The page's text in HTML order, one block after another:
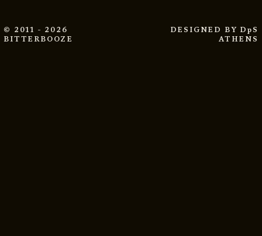
© 2011 - 2026
BITTERBOOZE
DESIGNED BY DpS
ATHENS